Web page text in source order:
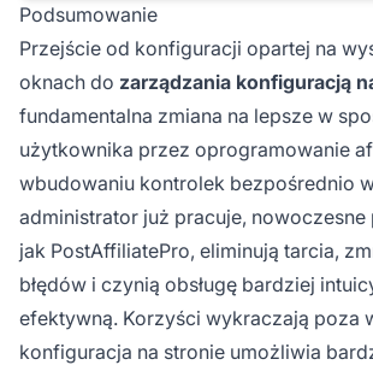
Podsumowanie
Przejście od konfiguracji opartej na
oknach do zarządzania konfiguracją
fundamentalna zmiana na lepsze w
użytkownika przez oprogramowanie
wbudowaniu kontrolek bezpośrednio
administrator już pracuje,
jak PostAffiliatePro, eliminują tarcia,
błędów i czynią obsługę bardziej
efektywną. Korzyści wykraczają poza
konfiguracja na stronie umożliwia